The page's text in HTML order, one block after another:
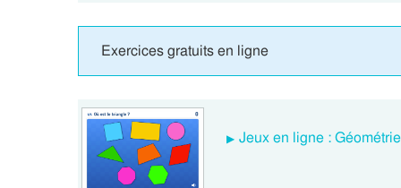
Exercices gratuits en ligne
Jeux en ligne :